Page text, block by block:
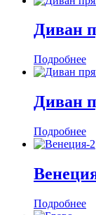
Диван
Подробнее
Диван
Подробнее
Подробнее